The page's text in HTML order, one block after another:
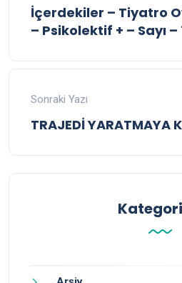
İçerdekiler – Tiyatro
– Psikolektif + – Sayı –
Sonraki Yazı
TRAJEDİ YARATMAYA